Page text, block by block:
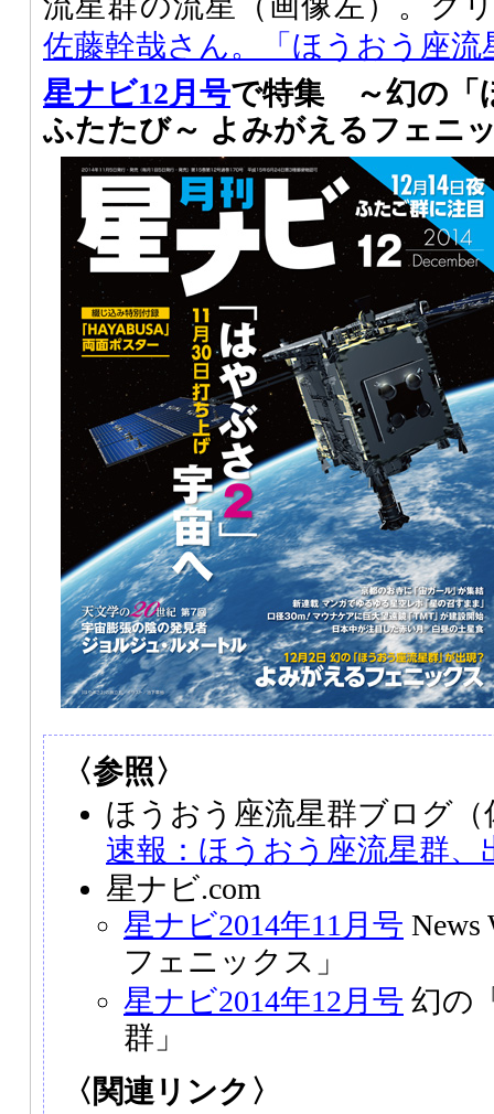
佐藤幹哉さん。「ほうおう座
星ナビ12月号で特集 ～幻の「
ふたたび～ よみがえるフェニ
〈参照〉
ほうおう座流星群ブログ
速報：ほうおう座流星群、
星ナビ.com
星ナビ2014年11月号 News
フェニックス」
星ナビ2014年12月号 幻の
群」
〈関連リンク〉